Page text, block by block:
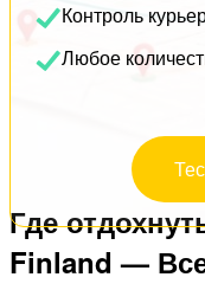
Контроль
Любое
Где
Finland —